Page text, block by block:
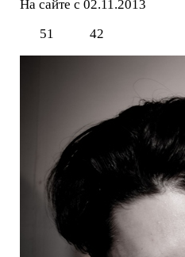
На сайте с 02.11.2013
51
42